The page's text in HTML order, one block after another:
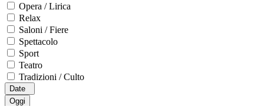
Opera / Lirica
Relax
Saloni / Fiere
Spettacolo
Sport
Teatro
Tradizioni / Culto
Date
Oggi